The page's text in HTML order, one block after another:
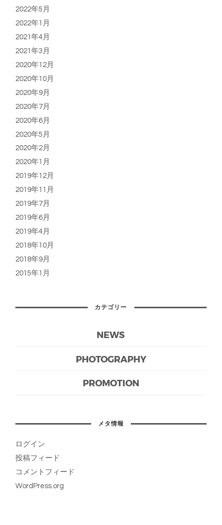
2022年5月
2022年1月
2021年4月
2021年3月
2020年12月
2020年10月
2020年9月
2020年7月
2020年6月
2020年5月
2020年2月
2020年1月
2019年12月
2019年11月
2019年7月
2019年6月
2019年4月
2018年10月
2018年9月
2015年1月
カテゴリー
NEWS
PHOTOGRAPHY
PROMOTION
メタ情報
ログイン
投稿フィード
コメントフィード
WordPress.org